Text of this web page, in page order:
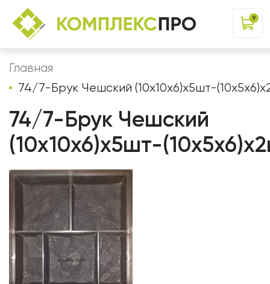
9
Главная
74/7-Брук Чешский (10х10х6)х5шт-
74/7-Брук Чешский
(10х10х6)х5шт-